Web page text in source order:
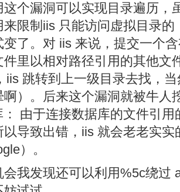
这个漏洞可以实现目录遍历，
限制iis 只能访问虚拟目录
了。对 iis 来说，提交一个
里以相对路径引用的其他文
iis 跳转到上一级目录去找，
啊）。后来这个漏洞就被牛人
由于连接数据库的文件引
导致出错，iis 就会老老实
）。
会我发现还可以利用%5c绕过